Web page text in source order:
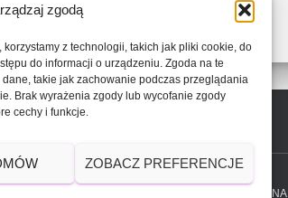
zgodą
z technologii, takich jak pliki cookie, do
do informacji o urządzeniu. Zgoda na te
takie jak zachowanie podczas przeglądania
Brak wyrażenia zgody lub wycofanie zgody
cechy i funkcje.
ZOBACZ PREFERENCJE
ZWROT LUB WYMIANA